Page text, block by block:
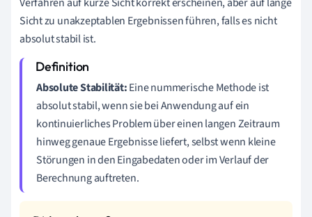
Sicht zu unakzeptablen Ergebnissen führen, falls es nicht
absolut stabil ist.
Absolute Stabilität:Eine nummerische Methode ist
absolut stabil, wenn sie bei Anwendung auf ein
kontinuierliches Problem über einen langen Zeitraum
hinweg genaue Ergebnisse liefert, selbst wenn kleine
Störungen in den Eingabedaten oder im Verlauf der
Berechnung auftreten.